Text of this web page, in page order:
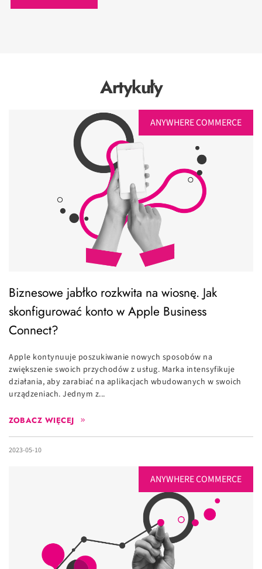
Artykuły
ANYWHERE COMMERCE
Biznesowe jabłko rozkwita na wiosnę. Jak
skonfigurować konto w Apple Business
Connect?
Apple kontynuuje poszukiwanie nowych sposobów na
zwiększenie swoich przychodów z usług. Marka intensyfikuje
działania, aby zarabiać na aplikacjach wbudowanych w swoich
urządzeniach. Jednym z...
ZOBACZ WIĘCEJ
2023-05-10
ANYWHERE COMMERCE